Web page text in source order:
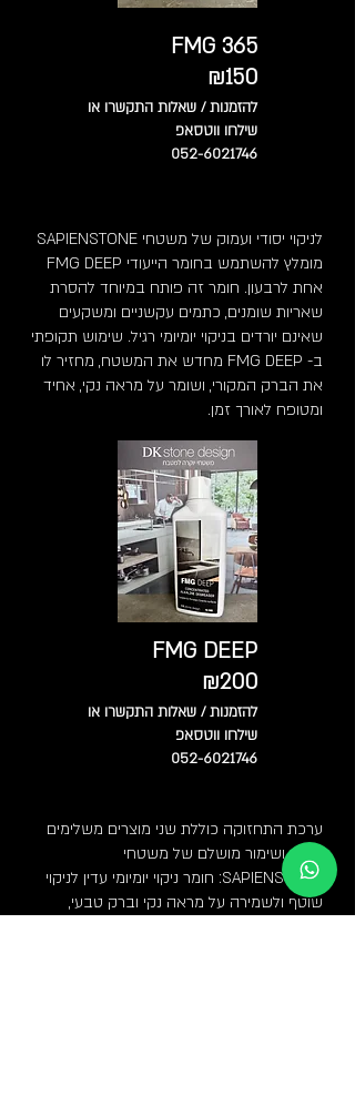
365 FMG
₪150
להזמנות / שאלות התקשרו או
שילחו ווטסאפ
052-6021746
FMG DEEP
₪200
להזמנות / שאלות התקשרו או
שילחו ווטסאפ
052-6021746
לניקוי יסודי ועמוק של משטחי SAPIENSTONE
מומלץ להשתמש בחומר הייעודי FMG DEEP
אחת לרבעון. חומר זה פותח במיוחד להסרת
שאריות שומנים, כתמים עקשניים ומשקעים
שאינם יורדים בניקוי יומיומי רגיל. שימוש תקופתי
ב- FMG DEEP מחדש את המשטח, מחזיר לו
את הברק המקורי, ושומר על מראה נקי, אחיד
ומטופח לאורך זמן.
ערכת התחזוקה כוללת שני מוצרים משלימים
לניקוי ושימור מושלם של משטחי
SAPIENSTONE: חומר ניקוי יומיומי עדין לניקוי
שוטף ולשמירה על מראה נקי וברק טבעי,